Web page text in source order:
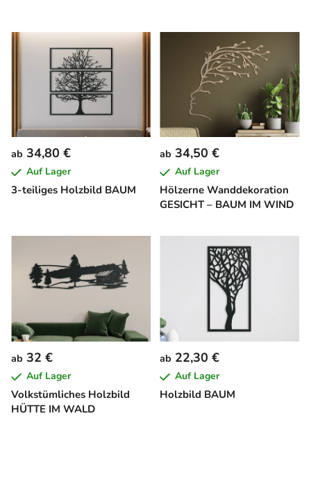
3-teiliges Holzbild BAUM
ab 34,80 €
Auf Lager
Hölzerne Wanddekoration
GESICHT – BAUM IM WIND
ab 34,50 €
Auf Lager
Volkstümliches Holzbild
HÜTTE IM WALD
ab 32 €
Auf Lager
Holzbild BAUM
ab 22,30 €
Auf Lager